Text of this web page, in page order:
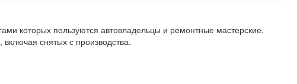
которых пользуются автовладельцы и ремонтные мастерские.
снятых с производства.